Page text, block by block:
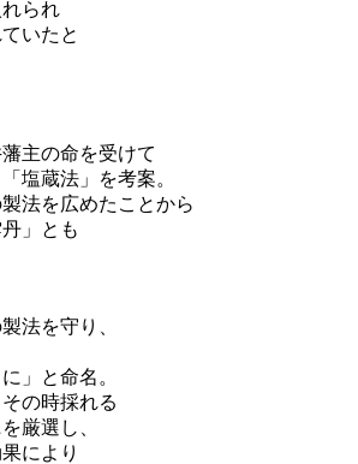
られ
いたと
主の命を受けて
塩蔵法」を考案。
法を広めたことから
」とも
法を守り、
」と命名。
の時採れる
厳選し、
により